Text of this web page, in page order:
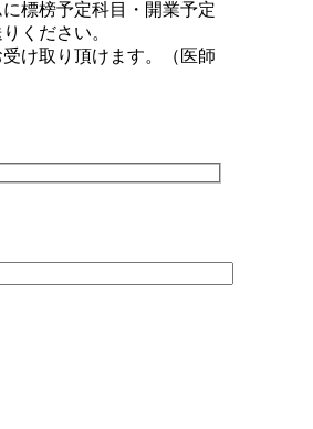
標榜予定科目・開業予定
ください。
け取り頂けます。（医師